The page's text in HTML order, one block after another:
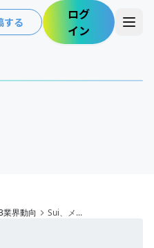
する
ログ
イン
業界動向 Sui、メ...